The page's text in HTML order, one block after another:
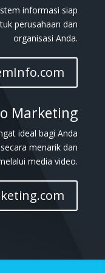
informasi siap
perusahaan dan
organisasi Anda.
Marketing
ideal bagi Anda
menarik dan
media video.